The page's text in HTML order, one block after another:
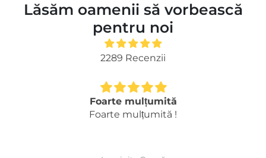
Lăsăm oamenii să vorbească
pentru noi
2289 Recenzii
Foarte mulțumită
Foarte mulțumită !